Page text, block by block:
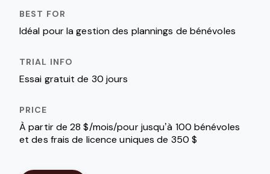
Idéal pour la gestion des plannings de bénévoles
Essai gratuit de 30 jours
À partir de 28 $/mois/pour jusqu’à 100 bénévoles
et des frais de licence uniques de 350 $